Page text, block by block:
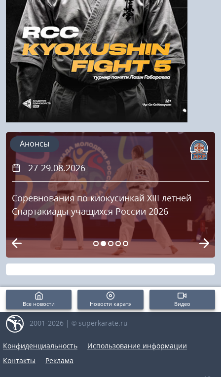
Напомнить пароль
Регистрация
27-29.08.2026
Соревнования по киокусинкай XIII летней
Спартакиады учащихся России 2026
Анонсы
Все новости Новости каратэ Видео
2001-2026 | © superkarate.ru
Конфиденциальность
Использование информации
Контакты
Реклама